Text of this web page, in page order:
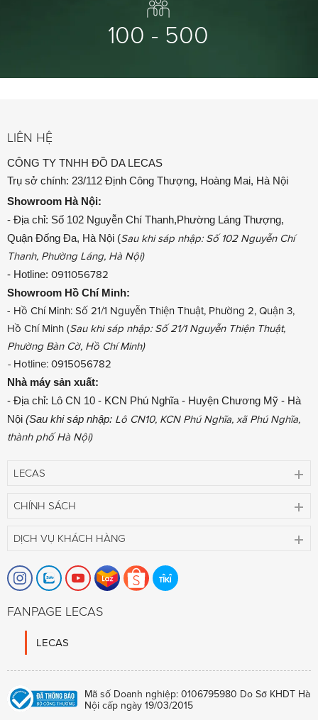
100 - 500
LIÊN HỆ
CÔNG TY TNHH ĐỒ DA LECAS
Trụ sở chính: 23/112 Định Công Thượng, Hoàng Mai, Hà Nội
Showroom Hà Nội:
- Địa chỉ: Số 102 Nguyễn Chí Thanh,Phường Láng Thượng,
Quận Đống Đa, Hà Nội (Sau khi sáp nhập: Số 102 Nguyễn Chí
Thanh, Phường Láng, Hà Nội)
- Hotline: 0911056782
Showroom Hồ Chí Minh:
- Hồ Chí Minh: Số 21/1 Nguyễn Thiện Thuật, Phường 2, Quận 3,
Hồ Chí Minh (Sau khi sáp nhập: Số 21/1 Nguyễn Thiện Thuật,
Phường Bàn Cờ, Hồ Chí Minh)
- Hotline: 0915056782
Nhà máy sản xuất:
- Địa chỉ: Lô CN 10 - KCN Phú Nghĩa - Huyện Chương Mỹ - Hà
Nội (Sau khi sáp nhập: Lô CN10, KCN Phú Nghĩa, xã Phú Nghĩa,
thành phố Hà Nội)
LECAS
CHÍNH SÁCH
DỊCH VỤ KHÁCH HÀNG
FANPAGE LECAS
LECAS
Mã số Doanh nghiệp: 0106795980 Do Sở KHDT Hà
Nội cấp ngày 19/03/2015